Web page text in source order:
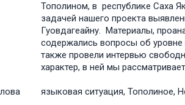
Тополином, в республике Саха
задачей нашего проекта
Гуовдагеайну. Материалы,
содержались вопросы об
также провели интервью
характер, в ней мы
языковая ситуация, Тополиное,